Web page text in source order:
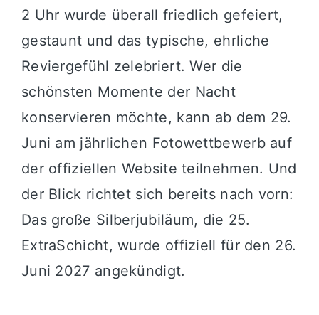
2 Uhr wurde überall friedlich gefeiert,
gestaunt und das typische, ehrliche
Reviergefühl zelebriert. Wer die
schönsten Momente der Nacht
konservieren möchte, kann ab dem 29.
Juni am jährlichen Fotowettbewerb auf
der offiziellen Website teilnehmen. Und
der Blick richtet sich bereits nach vorn:
Das große Silberjubiläum, die 25.
ExtraSchicht, wurde offiziell für den 26.
Juni 2027 angekündigt.